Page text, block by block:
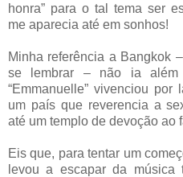
honra” para o tal tema ser
me aparecia até em sonhos!
Minha referência a Bangkok
se lembrar – não ia além
“Emmanuelle” vivenciou
um país que reverencia a
até um templo de devoção ao
Eis que, para tentar um
levou a escapar da música